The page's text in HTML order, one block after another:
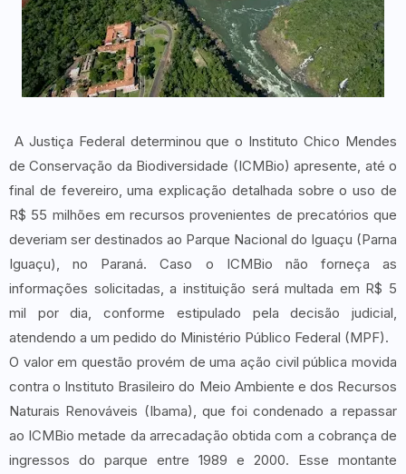
A Justiça Federal determinou que o Instituto Chico Mendes
de Conservação da Biodiversidade (ICMBio) apresente, até o
final de fevereiro, uma explicação detalhada sobre o uso de
R$ 55 milhões em recursos provenientes de precatórios que
deveriam ser destinados ao Parque Nacional do Iguaçu (Parna
Iguaçu), no Paraná. Caso o ICMBio não forneça as
informações solicitadas, a instituição será multada em R$ 5
mil por dia, conforme estipulado pela decisão judicial,
atendendo a um pedido do Ministério Público Federal (MPF).
O valor em questão provém de uma ação civil pública movida
contra o Instituto Brasileiro do Meio Ambiente e dos Recursos
Naturais Renováveis (Ibama), que foi condenado a repassar
ao ICMBio metade da arrecadação obtida com a cobrança de
ingressos do parque entre 1989 e 2000. Esse montante